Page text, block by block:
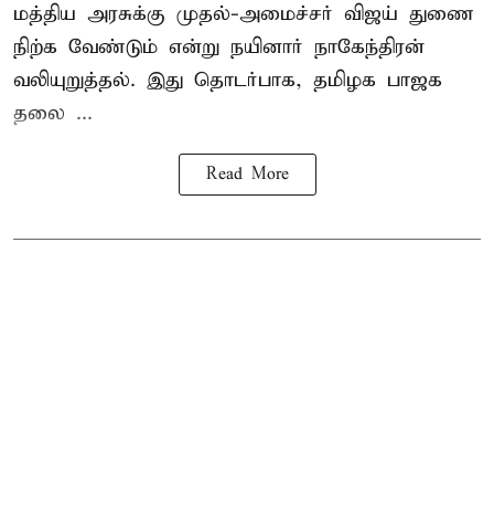
மத்திய அரசுக்கு முதல்-அமைச்சர் விஜய் துணை
நிற்க வேண்டும் என்று நயினார் நாகேந்திரன்
வலியுறுத்தல். இது தொடர்பாக, தமிழக பாஜக
தலை ...
Read More